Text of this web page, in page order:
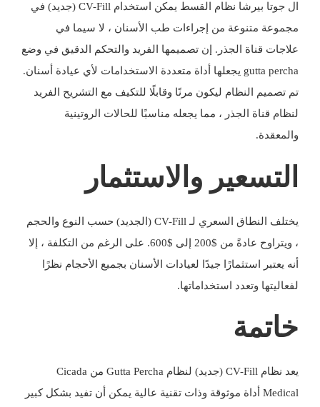
ال جوتا بيرشا نظام القسط
يمكن استخدام CV-Fill (جديد) في
مجموعة متنوعة من إجراءات طب الأسنان ، لا سيما في
علاجات قناة الجذر. إن تصميمها الفريد والتحكم الدقيق في وضع
gutta percha يجعلها أداة متعددة الاستخدامات لأي عيادة أسنان.
تم تصميم النظام ليكون مرنًا وقابلًا للتكيف مع التشريح الفريد
لنظام قناة الجذر ، مما يجعله مناسبًا للحالات الروتينية
والمعقدة.
التسعير والاستثمار
يختلف النطاق السعري لـ CV-Fill (الجديد) حسب النوع والحجم
، ويتراوح عادةً من $200 إلى $600. على الرغم من التكلفة ، إلا
أنه يعتبر استثمارًا جيدًا لعيادات الأسنان بجميع الأحجام نظرًا
لفعاليتها وتعدد استخداماتها.
خاتمة
يعد نظام CV-Fill (جديد) لنظام Gutta Percha من Cicada
Medical أداة موثوقة وذات تقنية عالية يمكن أن تفيد بشكل كبير